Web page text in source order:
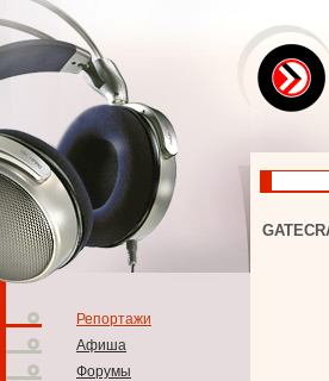
Репортажи
Афиша
Форумы